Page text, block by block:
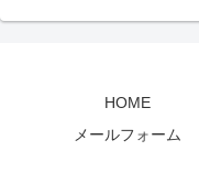
HOME
メールフォーム